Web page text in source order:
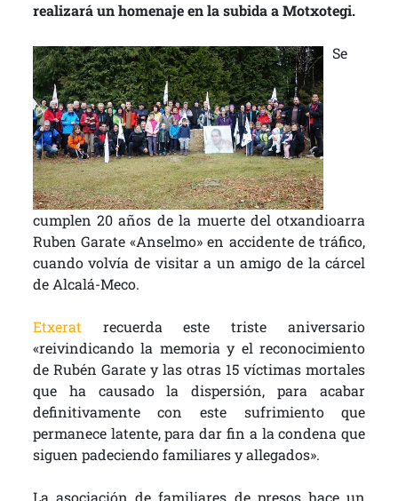
realizará un homenaje en la subida a Motxotegi.
Se
cumplen 20 años de la muerte del otxandioarra
Ruben Garate «Anselmo» en accidente de tráfico,
cuando volvía de visitar a un amigo de la cárcel
de Alcalá-Meco.
Etxeratrecuerda este triste aniversario
«reivindicando la memoria y el reconocimiento
de Rubén Garate y las otras 15 víctimas mortales
que ha causado la dispersión, para acabar
definitivamente con este sufrimiento que
permanece latente, para dar fin a la condena que
siguen padeciendo familiares y allegados».
La asociación de familiares de presos hace un